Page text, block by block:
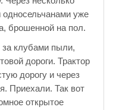
— Петербург РПЦ
односельчанами уже
брошенной на пол.
клубами пыли,
дороги. Трактор
дорогу и через
Приехали. Так вот
открытое